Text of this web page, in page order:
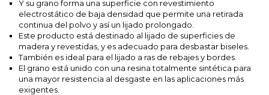
Y su grano forma una superficie con revestimiento
electrostático de baja densidad que permite una retirada
continua del polvo y así un lijado prolongado.
Este producto está destinado al lijado de superficies de
madera y revestidas, y es adecuado para desbastar biseles.
También es ideal para el lijado a ras de rebajes y bordes.
El grano está unido con una resina totalmente sintética para
una mayor resistencia al desgaste en las aplicaciones más
exigentes.